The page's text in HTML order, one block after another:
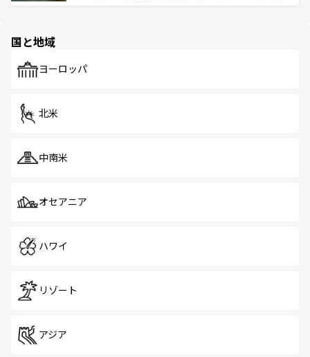
で、ホーカーズは地元の風情を楽しめる外せないスポット
国と地域
ヨーロッパ
北米
中南米
オセアニア
ハワイ
リゾート
アジア